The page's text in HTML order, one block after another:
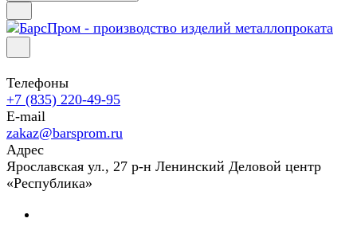
Телефоны
+7 (835) 220-49-95
E-mail
zakaz@barsprom.ru
Адрес
Ярославская ул., 27 р-н Ленинский Деловой центр
«Республика»